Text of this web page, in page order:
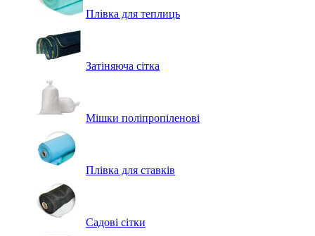
Плівка для теплиць
Затіняюча сітка
Мішки поліпропіленові
Плівка для ставків
Садові сітки